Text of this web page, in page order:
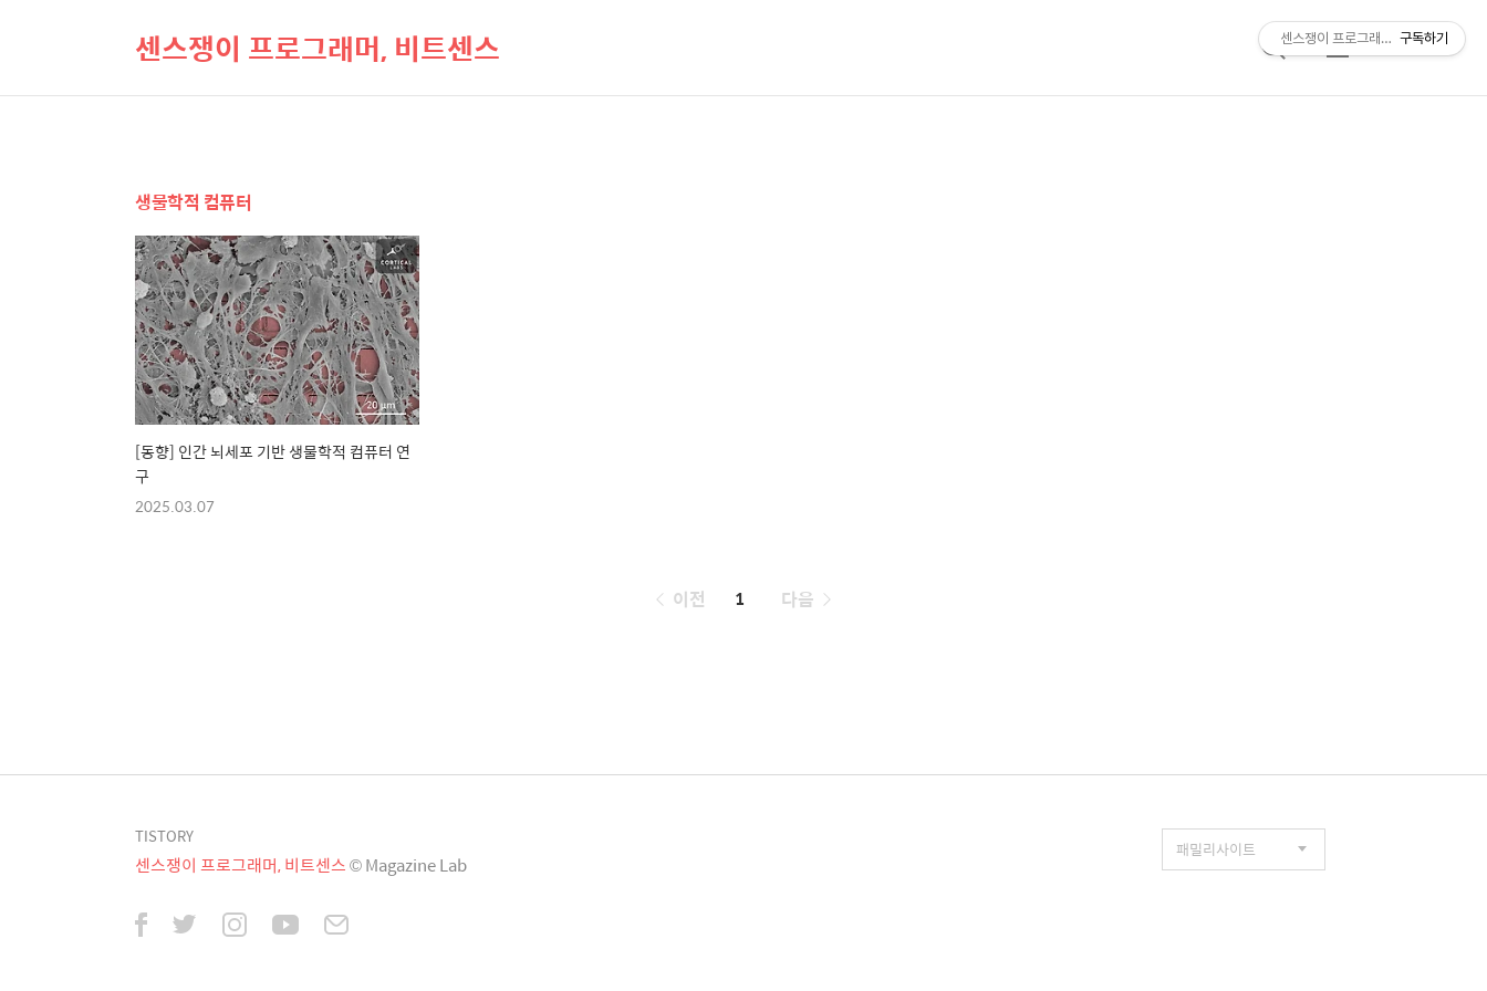
센스쟁이 프로그래머, 비트센스
검
메
생물학적 컴퓨터
[동향] 인간 뇌세포 기반 생물학적 컴퓨터 연
구
2025.03.07
페
이전 1 다음
TISTORY
센스쟁이 프로그래머, 비트센스© Magazine Lab
센스쟁이 프로그래머, 비트센스
구독하기